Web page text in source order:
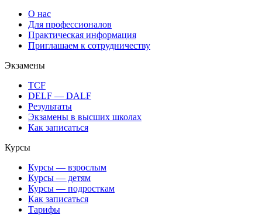
О нас
Для профессионалов
Практическая информация
Приглашаем к сотрудничеству
Экзамены
TCF
DELF — DALF
Результаты
Экзамены в высших школах
Как записаться
Курсы
Курсы — взрослым
Курсы — детям
Курсы — подросткам
Как записаться
Тарифы